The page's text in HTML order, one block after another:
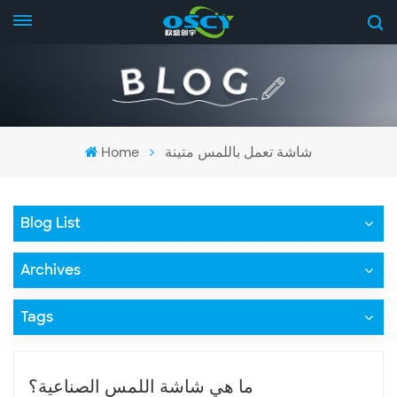
Home شاشة تعمل باللمس متينة
Blog List
Archives
Tags
ما هي شاشة اللمس الصناعية؟